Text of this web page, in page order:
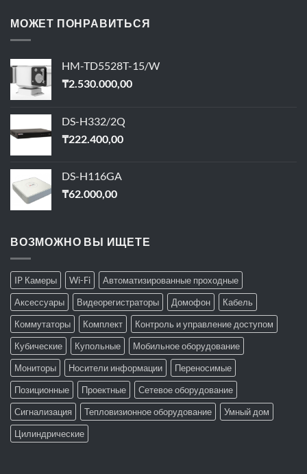
МОЖЕТ ПОНРАВИТЬСЯ
HM-TD5528T-15/W
₸2.530.000,00
DS-H332/2Q
₸222.400,00
DS-H116GA
₸62.000,00
ВОЗМОЖНО ВЫ ИЩЕТЕ
IP Камеры Wi-Fi
Автоматизированные проходные
Аксессуары
Видеорегистраторы Домофон
Кабель
Коммутаторы
Комплект
Контроль и управление доступом
Кубические
Купольные
Мобильное оборудование
Мониторы
Носители информации
Переносимые
Позиционные
Проектные
Сетевое оборудование
Сигнализация
Тепловизионное оборудование
Умный дом
Цилиндрические